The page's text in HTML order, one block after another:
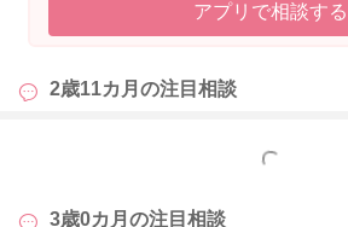
アプリで相談する
2歳11カ月の注目相談
もっと見る
3歳0カ月の注目相談